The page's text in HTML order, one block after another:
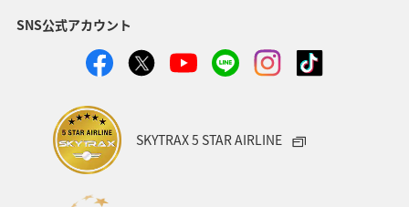
SNS公式アカウント
SKYTRAX 5 STAR AIRLINE